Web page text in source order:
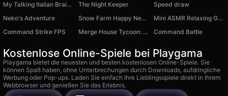
My Talking Italian Brainrot: Virtual Pet for Kids
The Night Keeper
Speed draw
Neko's Adventure
Snow Farm Happy New Year
Mini ASMR Relaxing Game Relax
Command Strike FPS
Merge House Tycoon: Property Empire Command Battle
Kostenlose Online-Spiele bei Playgama
Playgama bietet die neuesten und besten kostenlosen Online-Spiele. Sie
können Spaß haben, ohne Unterbrechungen durch Downloads, aufdringliche
Werbung oder Pop-ups. Laden Sie einfach Ihre Lieblingsspiele direkt in Ihrem
Webbrowser und genießen Sie das Erlebnis.